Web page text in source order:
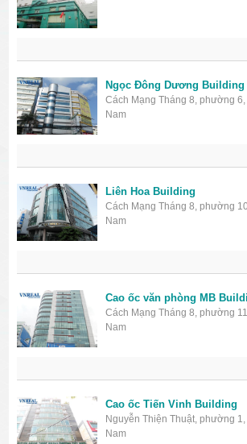
Ngọc Đông Dương Building
Cách Mạng Tháng 8, phường
Nam
Liên Hoa Building
Cách Mạng Tháng 8, phường
Nam
Cao ốc văn phòng MB
Cách Mạng Tháng 8, phường
Nam
Cao ốc Tiến Vinh Building
Nguyễn Thiện Thuật, phường
Nam